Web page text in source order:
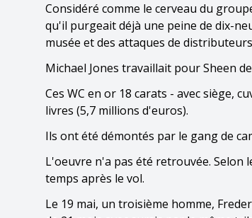
Considéré comme le cerveau du
qu'il purgeait déjà une peine de dix-
musée et des attaques de
Michael Jones travaillait pour Sheen
Ces WC en or 18 carats - avec siège,
livres (5,7 millions d'euros).
Ils ont été démontés par le gang de
L'oeuvre n'a pas été retrouvée. Selon
temps après le vol.
Le 19 mai, un troisième homme,